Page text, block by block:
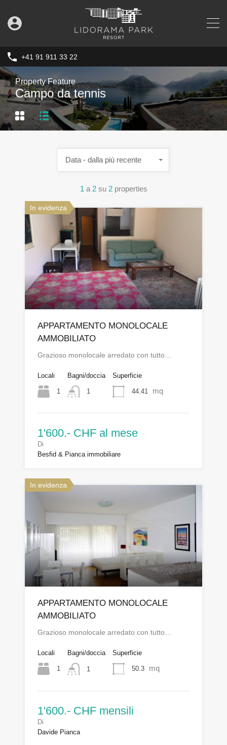
+41 91 911 33 22
Property Feature
Campo da tennis
1 a 2 su 2 properties
Data - dalla più recente
In evidenza
APPARTAMENTO MONOLOCALE
AMMOBILIATO
Grazioso monolocale arredato con tutto…
Locali
1
Bagni/doccia
1
Superficie
44.41 mq
1'600.- CHF al mese
Di
Besfid & Pianca immobiliare
In evidenza
APPARTAMENTO MONOLOCALE
AMMOBILIATO
Grazioso monolocale arredato con tutto…
Locali
1
Bagni/doccia
1
Superficie
50.3 mq
1'600.- CHF mensili
Di
Davide Pianca